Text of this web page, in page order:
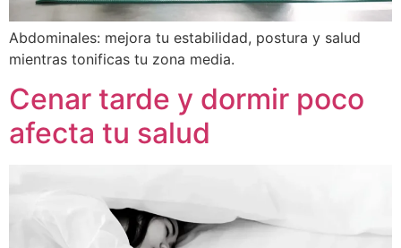
Abdominales: mejora tu estabilidad, postura y salud
mientras tonificas tu zona media.
Cenar tarde y dormir poco
afecta tu salud